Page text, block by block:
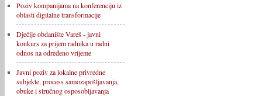
Poziv kompanijama na konferenciju iz
oblasti digitalne transformacije
Dječije obdanište Vareš - javni
konkurs za prijem radnika u radni
odnos na određeno vrijeme
Javni poziv za lokalne privredne
subjekte, process samozapošljavanja,
obuke i stručnog osposobljavanja